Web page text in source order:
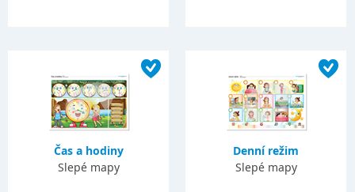
Čas a hodiny
Slepé mapy
Denní režim
Slepé mapy